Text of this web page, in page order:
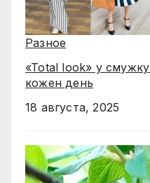
Разное
«Total look» у
кожен день
18 августа, 2025